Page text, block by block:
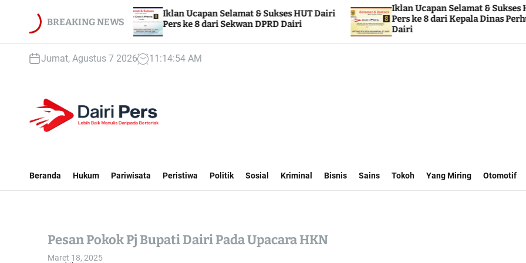
BREAKING NEWS
Iklan Ucapan Selamat & Sukses HUT Dairi
Pers ke 8 dari Sekwan DPRD Dairi
Iklan Ucapan Selamat & Sukses HUT Dairi
Pers ke 8 dari Kepala Dinas Perhubungan
Dairi
Jumat, Agustus 7 2026 11 :14:56 AM
Beranda Hukum Pariwisata Peristiwa Politik Sosial Kriminal Bisnis Sains Tokoh Yang Miring Otomotif
Pesan Pokok Pj Bupati Dairi Pada Upacara HKN
Maret 18, 2025